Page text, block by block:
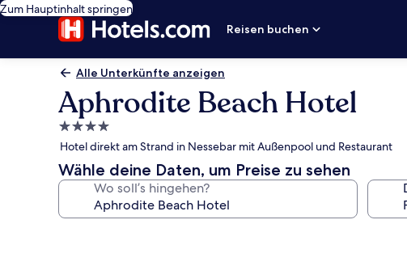
Zum Hauptinhalt springen
Reisen buchen
Alle Unterkünfte anzeigen
Aphrodite Beach Hotel
4.0-
Sterne-
Unterkunft
Hotel direkt am Strand in Nessebar mit Außenpool und Restaurant
Wähle deine Daten, um Preise zu sehen
Wo soll’s hingehen?